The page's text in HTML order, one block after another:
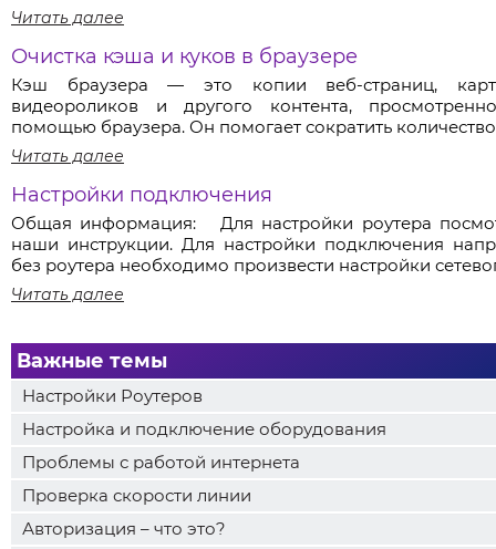
Читать далее
Очистка кэша и куков в браузере
Кэш браузера — это копии веб-страниц,
видеороликов и другого контента,
помощью браузера. Он помогает сократить
Читать далее
Настройки подключения
Общая информация: Для настройки роутера
наши инструкции. Для настройки подключения
без роутера необходимо произвести настройки
Читать далее
Важные темы
Настройки Роутеров
Настройка и подключение оборудования
Проблемы с работой интернета
Проверка скорости линии
Авторизация – что это?